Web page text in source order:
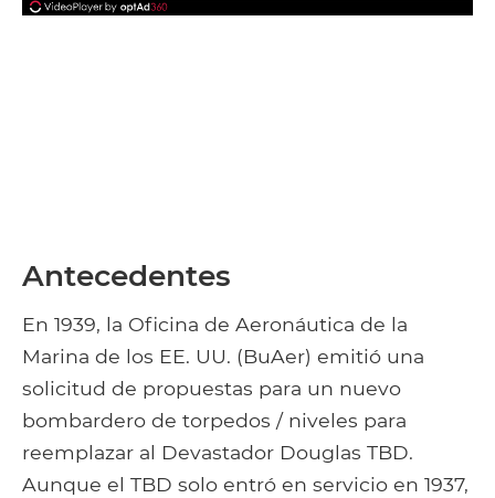
Antecedentes
En 1939, la Oficina de Aeronáutica de la
Marina de los EE. UU. (BuAer) emitió una
solicitud de propuestas para un nuevo
bombardero de torpedos / niveles para
reemplazar al Devastador Douglas TBD.
Aunque el TBD solo entró en servicio en 1937,